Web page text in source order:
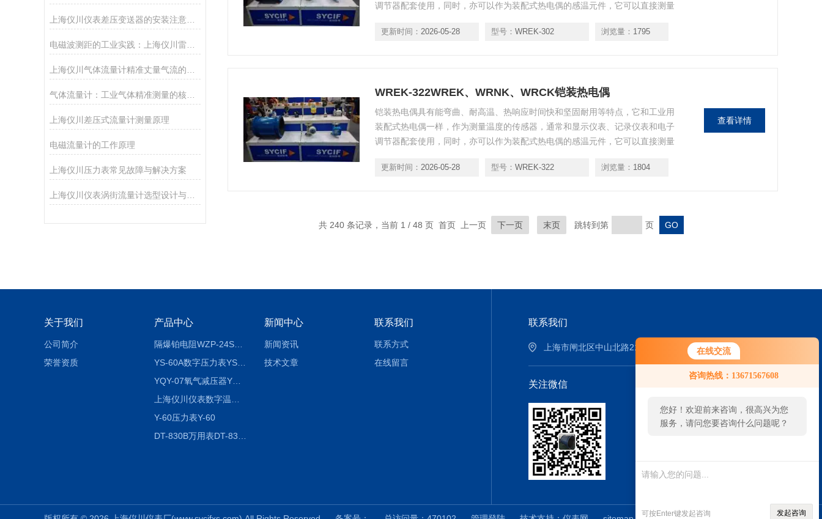
在线交流
咨询热线：13671567608
您好！欢迎前来咨询，很高兴为您
服务，请问您要咨询什么问题呢？
可按Enter键发起咨询 发起咨询
上海仪川仪表差压变送器的安装注意事项
气体流量计：工业气体精准测量的核心技术
上海仪川差压式流量计测量原理
电磁流量计的工作原理
上海仪川压力表常见故障与解决方案
上海仪川仪表涡街流量计选型设计与整体解决方案
调节器配套使用，同时，亦可以作为装配式热电偶的感温元件，它可以直接测量
度，应符合GB/T18404-2001标准。
更新时间： 2026-05-28 型号： WREK-302 浏览量： 1795
WREK-322WREK、WRNK、WRCK铠装热电偶
铠装热电偶具有能弯曲、耐高温、热响应时间快和坚固耐用等特点，它和工业用
装配式热电偶一样，作为测量温度的传感器，通常和显示仪表、记录仪表和电子
调节器配套使用，同时，亦可以作为装配式热电偶的感温元件，它可以直接测量
度，应符合GB/T18404-2001标准。
更新时间： 2026-05-28 型号： WREK-322 浏览量： 1804
查看详情
共 240 条记录，当前 1 / 48 页 首页 上一页 下一页 末页 跳转到第 页
关于我们
公司简介
荣誉资质
产品中心
隔爆铂电阻WZP-24SA隔爆铂电阻WZP-24SA/Pt100
YS-60A数字压力表YS-60A
YQY-07氧气减压器YQY-07
Y-60压力表Y-60
新闻中心
新闻资讯
技术文章
联系我们
联系方式
在线留言
联系我们
上海市闸北区中山北路219号
关注微信